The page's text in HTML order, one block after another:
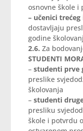
osnovne škole i
– učenici
dostavljaju
godine
2.6.Za
STUDENTI
–studenti prve
preslike
školovanja
–studenti
presliku
škole i potvrdu